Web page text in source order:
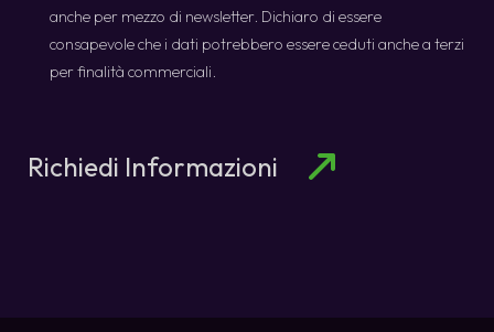
anche per mezzo di newsletter. Dichiaro di essere
consapevole che i dati potrebbero essere ceduti anche a terzi
per finalità commerciali.
Richiedi Informazioni